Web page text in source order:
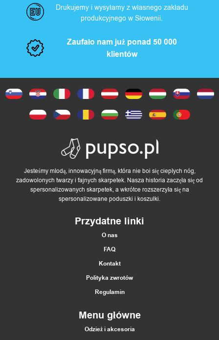
Drukujemy i wysyłamy z własnego zakładu
produkcyjnego w Słowenii.
Zaufało nam już ponad 50 000
klientów
Jesteśmy młodą, innowacyjną firmą, która nie boi się ciepłych nóg,
zadowolonych twarzy i fajnych skarpetek. Nasza historia zaczęła się od
spersonalizowanych skarpetek, a wkrótce rozszerzyła się na
spersonalizowane poduszki i koszulki.
Przydatne linki
O nas
FAQ
Kontakt
Polityka zwrotów
Regulamin
Menu główne
Odzież i akcesoria